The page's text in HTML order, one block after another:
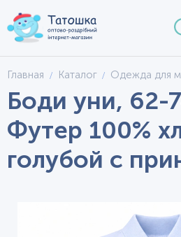
Главная Каталог Одежда для
Боди уни, 62-
Футер 100%
голубой с